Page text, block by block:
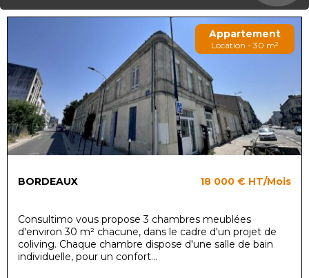
Appartement
Location - 30 m²
BORDEAUX 18 000 € HT/Mois
Consultimo vous propose 3 chambres meublées
d'environ 30 m² chacune, dans le cadre d'un projet de
coliving. Chaque chambre dispose d'une salle de bain
individuelle, pour un confort...